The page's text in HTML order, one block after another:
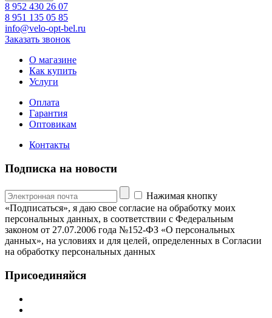
8 952 430 26 07
8 951 135 05 85
info@velo-opt-bel.ru
Заказать звонок
О магазине
Как купить
Услуги
Оплата
Гарантия
Оптовикам
Контакты
Подписка на новости
Нажимая кнопку
«Подписаться», я даю свое согласие на обработку моих
персональных данных, в соответствии с Федеральным
законом от 27.07.2006 года №152-ФЗ «О персональных
данных», на условиях и для целей, определенных в Согласии
на обработку персональных данных
Присоединяйся